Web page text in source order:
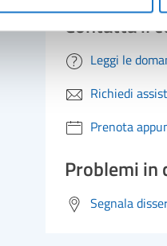
Contatta il
Leggi le
Richiedi
Prenota
Problemi in
Segnala